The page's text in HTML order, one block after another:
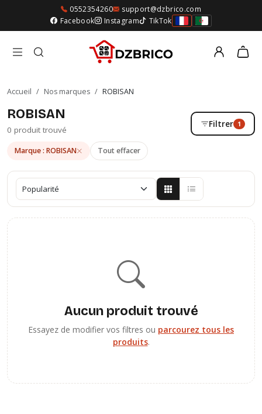
0552354260
support@dzbrico.com
Facebook
Instagram TikTok
Accueil / Nos marques / ROBISAN
ROBISAN
0 produit trouvé
Filtrer 1
Marque : ROBISAN Tout effacer
Aucun produit trouvé
Essayez de modifier vos filtres ou parcourez tous les
produits.